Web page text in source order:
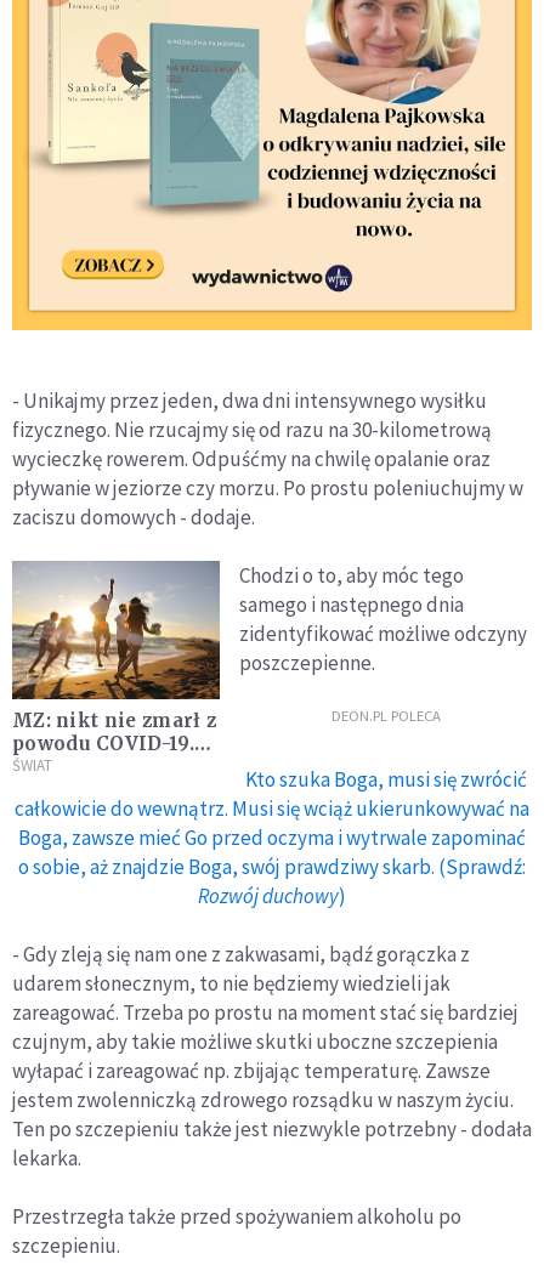
- Unikajmy przez jeden, dwa dni intensywnego wysiłku
fizycznego. Nie rzucajmy się od razu na 30-kilometrową
wycieczkę rowerem. Odpuśćmy na chwilę opalanie oraz
pływanie w jeziorze czy morzu. Po prostu poleniuchujmy w
zaciszu domowych - dodaje.
MZ: nikt nie zmarł z
powodu COVID-19.
52 nowe zakażenia
ŚWIAT
Chodzi o to, aby móc tego
samego i następnego dnia
zidentyfikować możliwe odczyny
poszczepienne.
DEON.PL POLECA
Kto szuka Boga, musi się zwrócić
całkowicie do wewnątrz. Musi się wciąż ukierunkowywać na
Boga, zawsze mieć Go przed oczyma i wytrwale zapominać
o sobie, aż znajdzie Boga, swój prawdziwy skarb. (Sprawdź:
Rozwój duchowy)
- Gdy zleją się nam one z zakwasami, bądź gorączka z
udarem słonecznym, to nie będziemy wiedzieli jak
zareagować. Trzeba po prostu na moment stać się bardziej
czujnym, aby takie możliwe skutki uboczne szczepienia
wyłapać i zareagować np. zbijając temperaturę. Zawsze
jestem zwolenniczką zdrowego rozsądku w naszym życiu.
Ten po szczepieniu także jest niezwykle potrzebny - dodała
lekarka.
Przestrzegła także przed spożywaniem alkoholu po
szczepieniu.